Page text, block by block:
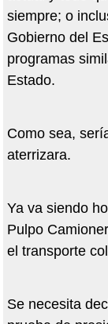
siempre; o
Gobierno del
programas
Estado.
Como sea,
aterrizara.
Ya va siendo
Pulpo
el transporte
Se necesita